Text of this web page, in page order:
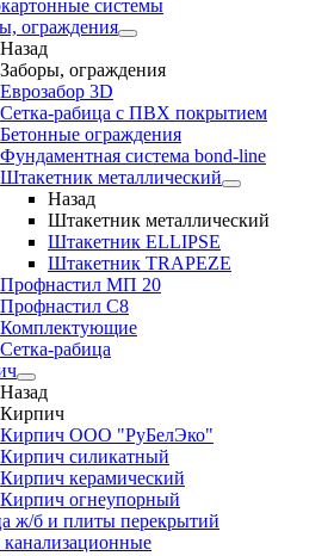
системы
ограждения
Назад
Заборы, ограждения
Еврозабор 3D
Сетка-рабица с ПВХ покрытием
Бетонные ограждения
Фундаментная система bond-line
Штакетник металлический
Назад
Штакетник металлический
Штакетник ELLIPSE
Штакетник TRAPEZE
Профнастил МП 20
Профнастил С8
Комплектующие
Сетка-рабица
Назад
Кирпич
Кирпич ООО "РуБелЭко"
Кирпич силикатный
Кирпич керамический
Кирпич огнеупорный
ж/б и плиты перекрытий